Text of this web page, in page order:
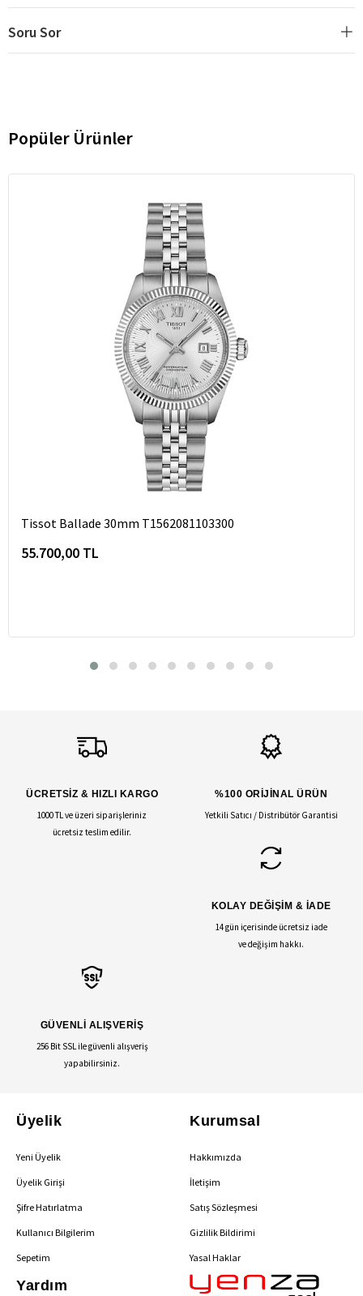
Soru Sor
Popüler Ürünler
Tissot Ballade 30mm T1562081103300
55.700,00 TL
ÜCRETSİZ & HIZLI KARGO
1000 TL ve üzeri siparişleriniz
ücretsiz teslim edilir.
%100 ORİJİNAL ÜRÜN
Yetkili Satıcı / Distribütör Garantisi
KOLAY DEĞİŞİM & İADE
14 gün içerisinde ücretsiz iade
ve değişim hakkı.
GÜVENLİ ALIŞVERİŞ
256 Bit SSL ile güvenli alışveriş
yapabilirsiniz.
Üyelik
Yeni Üyelik
Üyelik Girişi
Şifre Hatırlatma
Kullanıcı Bilgilerim
Sepetim
Kurumsal
Hakkımızda
İletişim
Satış Sözleşmesi
Gizlilik Bildirimi
Yasal Haklar
Yardım